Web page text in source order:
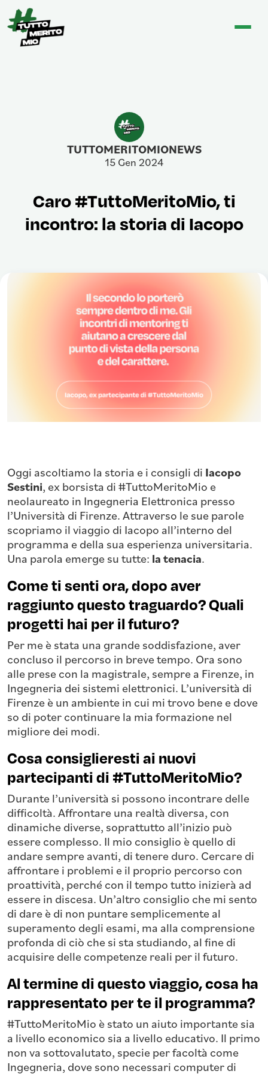
TUTTOMERITOMIONEWS
15 Gen 2024
Caro #TuttoMeritoMio, ti
incontro: la storia di Iacopo
Oggi ascoltiamo la storia e i consigli di Iacopo
Sestini, ex borsista di #TuttoMeritoMio e
neolaureato in Ingegneria Elettronica presso
l’Università di Firenze. Attraverso le sue parole
scopriamo il viaggio di Iacopo all’interno del
programma e della sua esperienza universitaria.
Una parola emerge su tutte: la tenacia.
Come ti senti ora, dopo aver
raggiunto questo traguardo? Quali
progetti hai per il futuro?
Per me è stata una grande soddisfazione, aver
concluso il percorso in breve tempo. Ora sono
alle prese con la magistrale, sempre a Firenze, in
Ingegneria dei sistemi elettronici. L’università di
Firenze è un ambiente in cui mi trovo bene e dove
so di poter continuare la mia formazione nel
migliore dei modi.
Cosa consiglieresti ai nuovi
partecipanti di #TuttoMeritoMio?
Durante l’università si possono incontrare delle
difficoltà. Affrontare una realtà diversa, con
dinamiche diverse, soprattutto all’inizio può
essere complesso. Il mio consiglio è quello di
andare sempre avanti, di tenere duro. Cercare di
affrontare i problemi e il proprio percorso con
proattività, perché con il tempo tutto inizierà ad
essere in discesa. Un’altro consiglio che mi sento
di dare è di non puntare semplicemente al
superamento degli esami, ma alla comprensione
profonda di ciò che si sta studiando, al fine di
acquisire delle competenze reali per il futuro.
Al termine di questo viaggio, cosa ha
rappresentato per te il programma?
#TuttoMeritoMio è stato un aiuto importante sia
a livello economico sia a livello educativo. Il primo
non va sottovalutato, specie per facoltà come
Ingegneria, dove sono necessari computer di